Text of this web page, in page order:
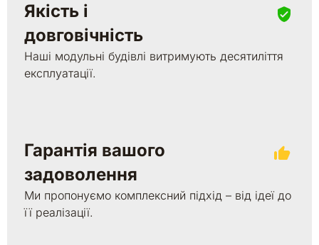
Якість і
довговічність
Наші модульні будівлі витримують десятиліття
експлуатації.
Гарантія вашого
задоволення
Ми пропонуємо комплексний підхід – від ідеї до
її реалізації.